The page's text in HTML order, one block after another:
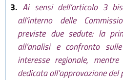
3. Ai sensi dell’articolo 3
all’interno delle
previste due sedute: la
all’analisi e confronto
interesse regionale,
dedicata all’approvazione del